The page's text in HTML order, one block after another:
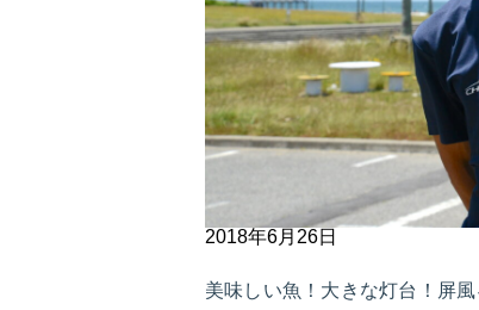
2018年6月26日
美味しい魚！大きな灯台！屏